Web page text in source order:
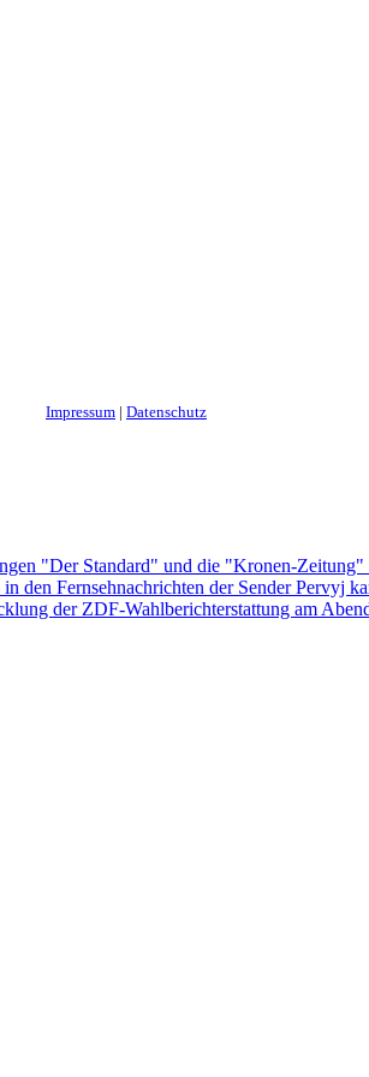
Impressum | Datenschutz
"Der Standard" und die "Kronen-
den Fernsehnachrichten der Sender Pervyj
der ZDF-Wahlberichterstattung am